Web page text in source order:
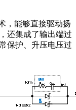
，能够直接驱动扬
还集成了输出端过
保护、升压电压过